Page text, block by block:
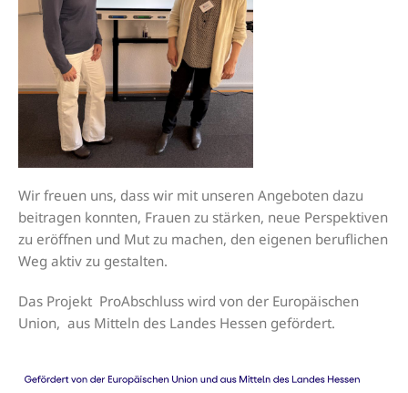
Wir freuen uns, dass wir mit unseren Angeboten dazu
beitragen konnten, Frauen zu stärken, neue Perspektiven
zu eröffnen und Mut zu machen, den eigenen beruflichen
Weg aktiv zu gestalten.
Das Projekt ProAbschluss wird von der Europäischen
Union, aus Mitteln des Landes Hessen gefördert.